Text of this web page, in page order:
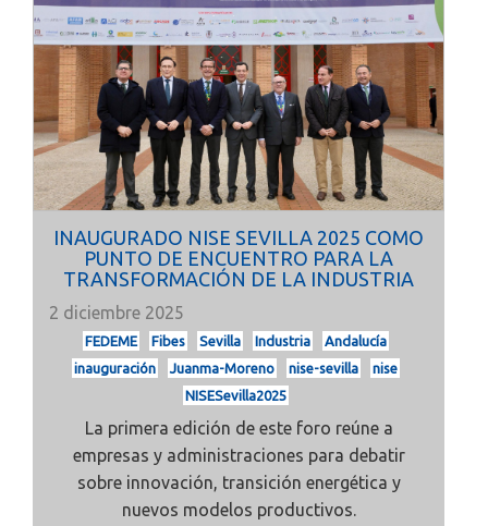
INAUGURADO NISE SEVILLA 2025 COMO
PUNTO DE ENCUENTRO PARA LA
TRANSFORMACIÓN DE LA INDUSTRIA
2 diciembre 2025
FEDEME Fibes Sevilla Industria
Andalucía
inauguración
Juanma-Moreno nise-sevilla
nise
NISESevilla2025
La primera edición de este foro reúne a
empresas y administraciones para debatir
sobre innovación, transición energética y
nuevos modelos productivos.